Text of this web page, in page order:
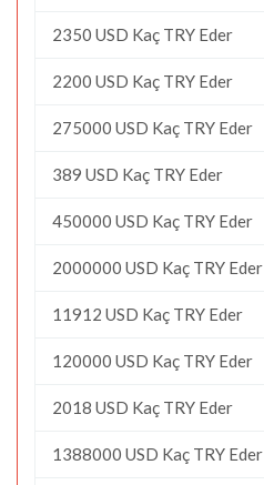
2350 USD Kaç TRY Eder
2200 USD Kaç TRY Eder
275000 USD Kaç TRY Eder
389 USD Kaç TRY Eder
450000 USD Kaç TRY Eder
2000000 USD Kaç TRY Eder
11912 USD Kaç TRY Eder
120000 USD Kaç TRY Eder
2018 USD Kaç TRY Eder
1388000 USD Kaç TRY Eder